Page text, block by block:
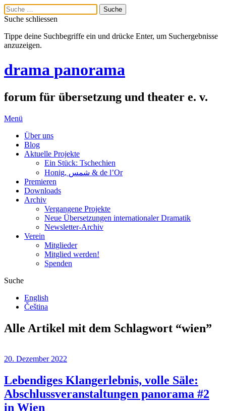
Suche schliessen
Tippe deine Suchbegriffe ein und drücke Enter, um Suchergebnisse
anzuzeigen.
drama panorama
forum für übersetzung und theater e. v.
Menü
Über uns
Blog
Aktuelle Projekte
Ein Stück: Tschechien
Honig, شمس & de l’Or
Premieren
Downloads
Archiv
Vergangene Projekte
Neue Übersetzungen internationaler Dramatik
Newsletter-Archiv
Verein
Mitglieder
Mitglied werden!
Spenden
Suche
English
Čeština
Alle Artikel mit dem Schlagwort “wien”
20. Dezember 2022
Lebendiges Klangerlebnis, volle Säle:
Abschlussveranstaltungen panorama #2
in Wien